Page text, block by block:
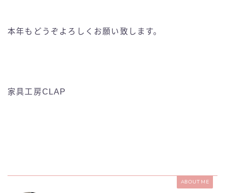
本年もどうぞよろしくお願い致します。
家具工房CLAP
ABOUT ME